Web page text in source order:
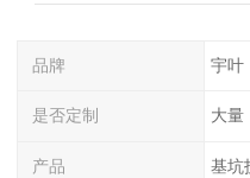
品牌 宇叶
是否定制 大量
产品 基坑